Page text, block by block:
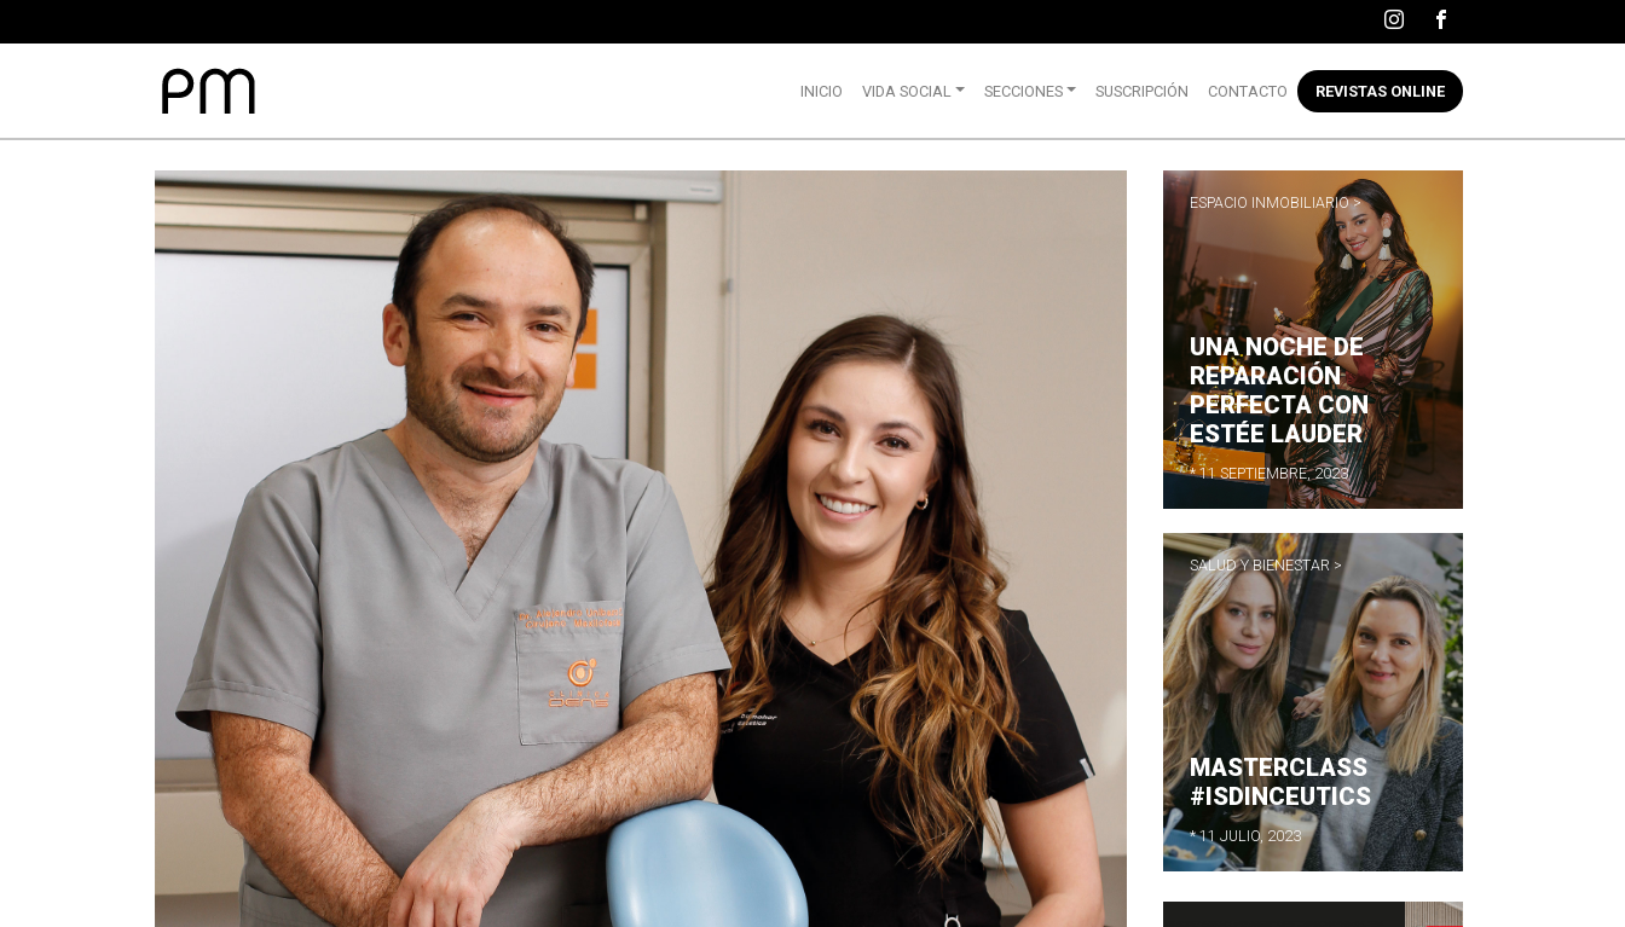
INICIO VIDA SOCIAL SECCIONES SUSCRIPCIÓN CONTACTO REVISTAS ONLINE
ESPACIO INMOBILIARIO >
UNA NOCHE DE
REPARACIÓN
PERFECTA CON
ESTÉE LAUDER
* 11 SEPTIEMBRE, 2023
SALUD Y BIENESTAR >
MASTERCLASS
#ISDINCEUTICS
* 11 JULIO, 2023